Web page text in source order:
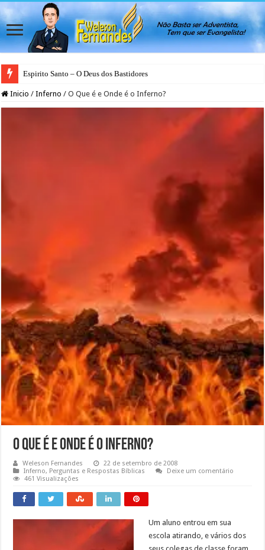
Espirito Santo – O Deus dos Bastidores
Inicio / Inferno / O Que é e Onde é o Inferno?
O Que é e Onde é o Inferno?
Weleson Fernandes
22 de setembro de 2008
Inferno, Perguntas e Respostas Bíblicas
Deixe um comentário
461 Visualizações
Um aluno entrou em sua
escola atirando, e vários dos